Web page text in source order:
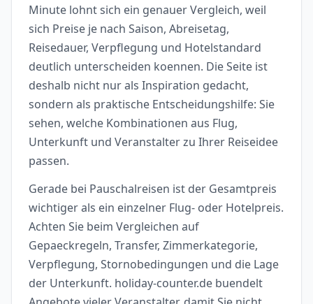
Minute lohnt sich ein genauer Vergleich, weil
sich Preise je nach Saison, Abreisetag,
Reisedauer, Verpflegung und Hotelstandard
deutlich unterscheiden koennen. Die Seite ist
deshalb nicht nur als Inspiration gedacht,
sondern als praktische Entscheidungshilfe: Sie
sehen, welche Kombinationen aus Flug,
Unterkunft und Veranstalter zu Ihrer Reiseidee
passen.
Gerade bei Pauschalreisen ist der Gesamtpreis
wichtiger als ein einzelner Flug- oder Hotelpreis.
Achten Sie beim Vergleichen auf
Gepaeckregeln, Transfer, Zimmerkategorie,
Verpflegung, Stornobedingungen und die Lage
der Unterkunft. holiday-counter.de buendelt